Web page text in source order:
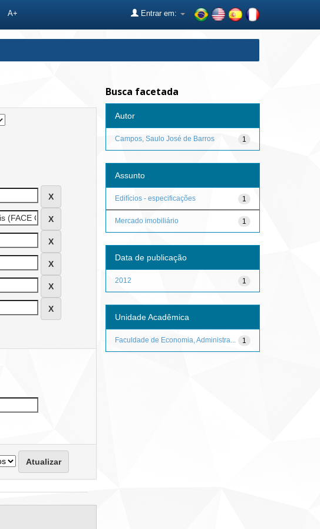
A+ Entrar em:
Busca facetada
Autor
1
Campos, Saulo José de Barros
Assunto
1
Edifícios - especificações
1
Mercado imobiliário
Data de publicação
1
2012
Unidade Acadêmica
1
Faculdade de Economia, Administra...